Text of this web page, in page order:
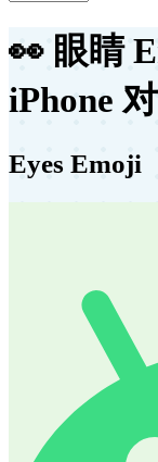
👀 眼睛
iPhone
Eyes Emoji